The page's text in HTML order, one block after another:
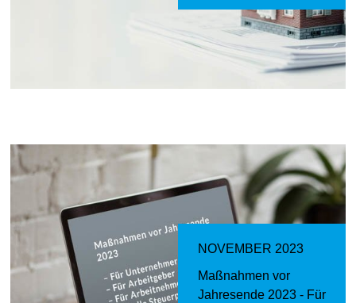
NOVEMBER 2023
Maßnahmen vor
Jahresende 2023 - Für